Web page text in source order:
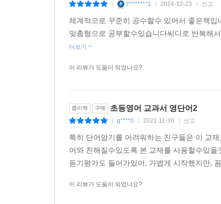
t********1 2024-12-23 신고
체계적으로 꾸준히 공수할수 있어서 좋은책
맞춤형으로 공부할수있습니다씨디로 반복해
더보기
이 리뷰가 도움이 되었나요?
종이책 구매 초등영어 교과서 영단어2
g****0 2021-11-30 신고
특히 단어암기를 어려워하는 친구들은 이 교
어와 친해질수있도록 본 교재를 사용할수있
듣기평가도 들어가있어, 가볍게 시작했지만,
이 리뷰가 도움이 되었나요?